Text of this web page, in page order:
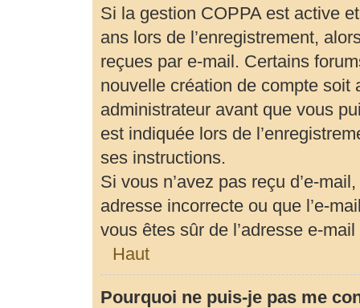
Si la gestion COPPA est active
ans lors de l’enregistrement,
reçues par e-mail. Certains
nouvelle création de compte soit
administrateur avant que vous
est indiquée lors de
ses instructions.
Si vous n’avez pas reçu d’e-
adresse incorrecte ou que l’e-
vous êtes sûr de l’adresse e-
Haut
Pourquoi ne puis-je pas me